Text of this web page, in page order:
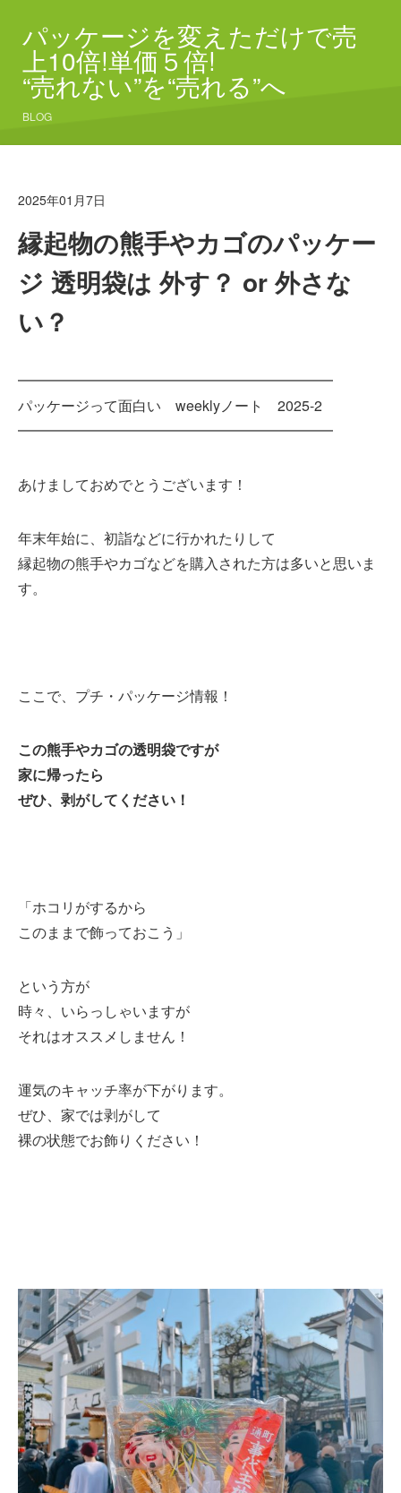
パッケージを変えただけで売
上10倍!単価５倍!
“売れない”を“売れる”へ
BLOG
2025年01月7日
縁起物の熊手やカゴのパッケー
ジ 透明袋は 外す？ or 外さな
い？
━━━━━━━━━━━━━━━━━━━━━━
パッケージって面白い weeklyノート 2025-2
━━━━━━━━━━━━━━━━━━━━━━
あけましておめでとうございます！
年末年始に、初詣などに行かれたりして
縁起物の熊手やカゴなどを購入された方は多いと思いま
す。
ここで、プチ・パッケージ情報！
この熊手やカゴの透明袋ですが
家に帰ったら
ぜひ、剥がしてください！
「ホコリがするから
このままで飾っておこう」
という方が
時々、いらっしゃいますが
それはオススメしません！
運気のキャッチ率が下がります。
ぜひ、家では剥がして
裸の状態でお飾りください！